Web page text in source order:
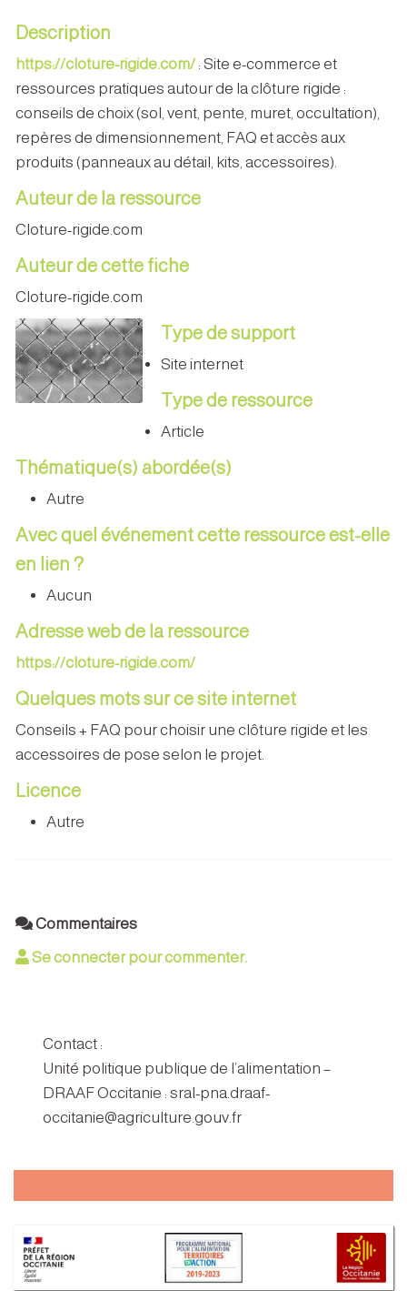
Description
https://cloture-rigide.com/ : Site e-commerce et
ressources pratiques autour de la clôture rigide :
conseils de choix (sol, vent, pente, muret, occultation),
repères de dimensionnement, FAQ et accès aux
produits (panneaux au détail, kits, accessoires).
Auteur de la ressource
Cloture-rigide.com
Auteur de cette fiche
Cloture-rigide.com
Type de support
Site internet
Type de ressource
Article
Thématique(s) abordée(s)
Autre
Avec quel événement cette ressource est-elle
en lien ?
Aucun
Adresse web de la ressource
https://cloture-rigide.com/
Quelques mots sur ce site internet
Conseils + FAQ pour choisir une clôture rigide et les
accessoires de pose selon le projet.
Licence
Autre
Commentaires
Se connecter pour commenter.
Contact :
Unité politique publique de l’alimentation –
DRAAF Occitanie : sral-pna.draaf-
occitanie@agriculture.gouv.fr